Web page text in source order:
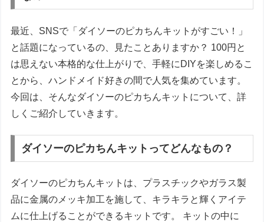
最近、SNSで「ダイソーのピカちんキットがすごい！」
と話題になっているの、見たことありますか？ 100円と
は思えない本格的な仕上がりで、手軽にDIYを楽しめるこ
とから、ハンドメイド好きの間で人気を集めています。
今回は、そんなダイソーのピカちんキットについて、詳
しくご紹介していきます。
ダイソーのピカちんキットってどんなもの？
ダイソーのピカちんキットは、プラスチックやガラス製
品に金属のメッキ加工を施して、キラキラと輝くアイテ
ムに仕上げることができるキットです。 キットの中に